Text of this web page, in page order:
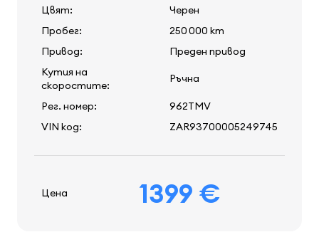
Цвят:
Черен
Пробег:
250 000 km
Привод:
Преден привод
Кутия на
скоростите:
Ръчна
Рег. номер:
962TMV
VIN код:
ZAR93700005249745
Цена 1399 €